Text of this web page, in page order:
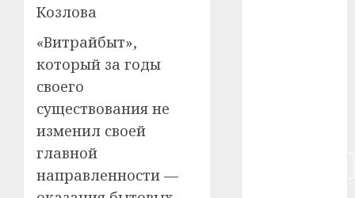
Козлова
«Витрайбыт»,
который за годы
своего
существования не
изменил своей
главной
направленности —